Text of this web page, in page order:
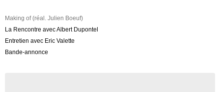
Making of (réal. Julien Boeuf)
La Rencontre avec Albert Dupontel
Entretien avec Eric Valette
Bande-annonce